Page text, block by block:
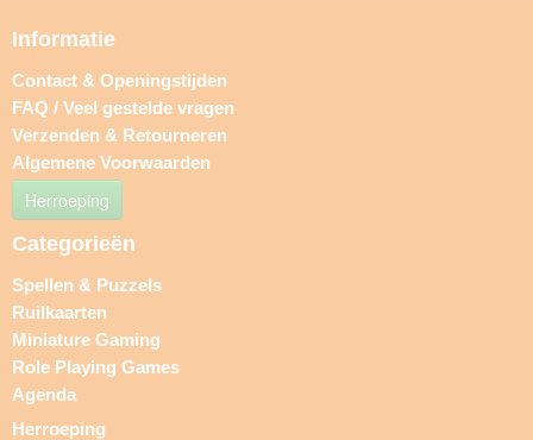
Informatie
Contact & Openingstijden
FAQ / Veel gestelde vragen
Verzenden & Retourneren
Algemene Voorwaarden
Herroeping
Categorieën
Spellen & Puzzels
Ruilkaarten
Miniature Gaming
Role Playing Games
Agenda
Herroeping